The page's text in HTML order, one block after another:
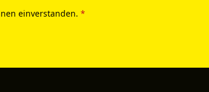
einverstanden. *